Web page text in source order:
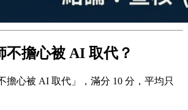
不擔心被 AI 取代？
擔心被 AI 取代」，滿分 10 分，平均只